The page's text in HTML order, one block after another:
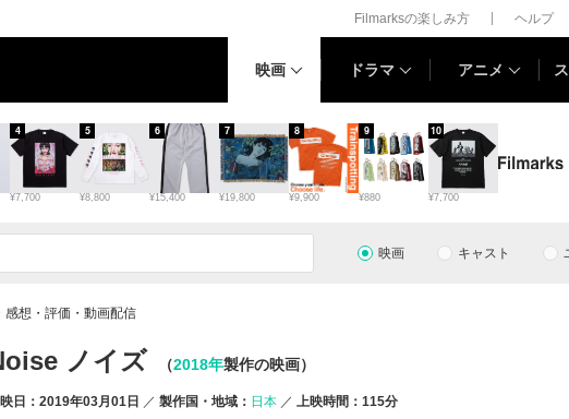
Filmarksの楽しみ方 ヘルプ
映画 ドラマ アニメ
¥7,700
4
¥8,800
5
¥15,400
6
¥19,800
7
¥9,900
8
¥880
9
¥7,700
10
映画 キャスト
感想・評価・動画配信
ノイズ （2018年製作の映画）
日：2019年03月01日 製作国・地域： 日本 上映時間：115分